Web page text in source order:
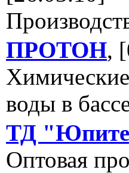
ПРОТОН,
Химические
воды в
ТД
Оптовая